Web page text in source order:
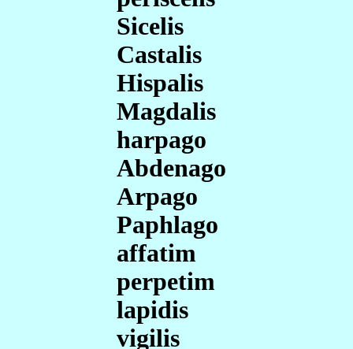
Sicelis
Castalis
Hispalis
Magdalis
harpago
Abdenago
Arpago
Paphlago
affatim
perpetim
lapidis
vigilis